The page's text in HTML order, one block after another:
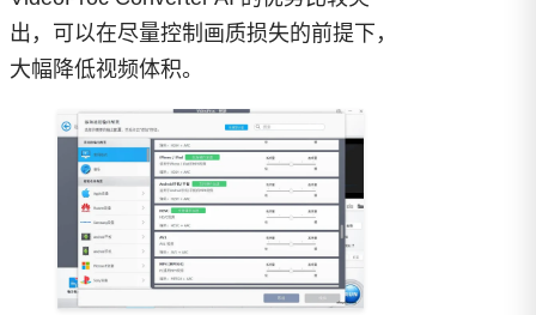
出，可以在尽量控制画质损失的前提下，
大幅降低视频体积。